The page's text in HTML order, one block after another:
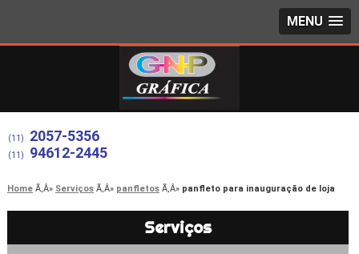
MENU
(11) 2057-5356
(11) 94612-2445
Home Serviços panfletos panfleto para inauguração de loja
Serviços